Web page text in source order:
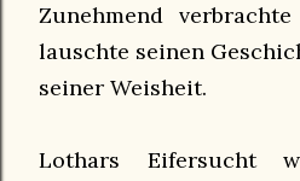
Zunehmend
lauschte seinen
seiner Weisheit.
Lothars Eifersucht